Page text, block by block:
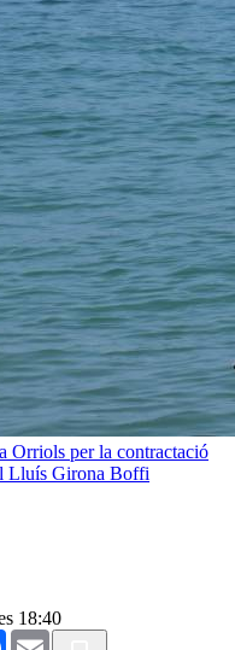
Orriols per la contractació
Lluís Girona Boffi
18:40
Facebook
Email